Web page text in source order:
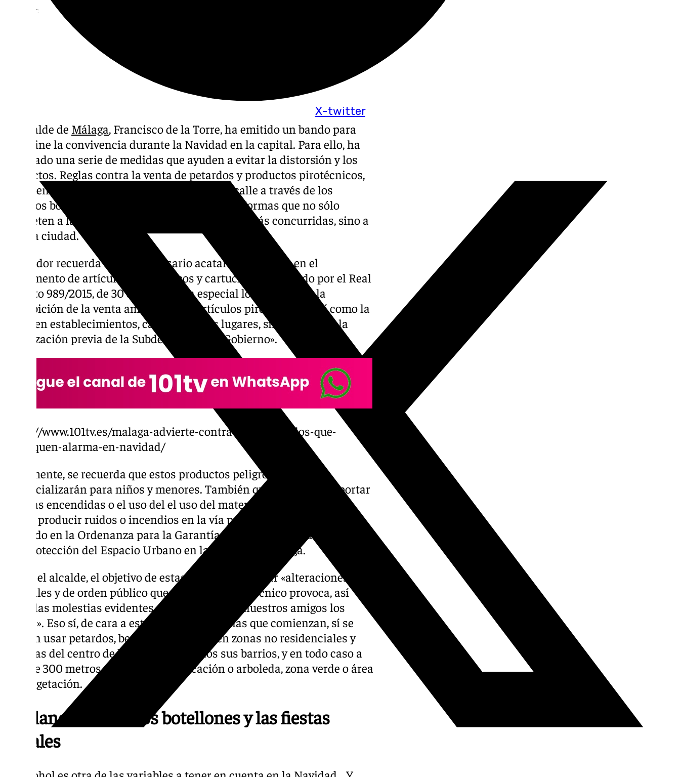
X-twitter
Compartir:
El alcalde de Málaga, Francisco de la Torre, ha emitido un bando para
que reine la convivencia durante la Navidad en la capital. Para ello, ha
apuntado una serie de medidas que ayuden a evitar la distorsión y los
conflictos. Reglas contra la venta de petardos y productos pirotécnicos,
advertencia contra la bebida de alcohol en la calle a través de los
famosos botellones y las fiestas clandestinas. Normas que no sólo
competen a la
y las zonas céntricas más concurridas, sino a
toda la ciudad.
El regidor recuerda que «es necesario acatar lo dispuesto en el
Reglamento de artículos pirotécnicos y cartuchería aprobado por el Real
Decreto 989/2015, de 30 de octubre en especial lo que afecta a la
prohibición de la venta ambulante de artículos pirotécnicos, así como la
venta en establecimientos, casetas u otros lugares, sin contar con la
autorización previa de la Subdelegación de Gobierno».
https://www.101tv.es/malaga-advierte-contra-difundir-bulos-que-
provoquen-alarma-en-navidad/
Igualmente, se recuerda que estos productos peligrosos no se
comercializarán para niños y menores. También queda prohibido portar
mechas encendidas o el uso del el uso del material pirotécnico que
pueda producir ruidos o incendios en la vía pública, tal y como viene
recogido en la Ordenanza para la Garantía de la Convivencia Ciudadana
y la Protección del Espacio Urbano en la Ciudad de Málaga.
Según el alcalde, el objetivo de estas medidas es evitar «alteraciones
vecinales y de orden público que el material pirotécnico provoca, así
como las molestias evidentes que supone para nuestros amigos los
perros». Eso sí, de cara a estas fiestas navideñas que comienzan, sí se
podrán usar petardos, bengalas y cohetes en zonas no residenciales y
aisladas del centro de la ciudad y de todos sus barrios, y en todo caso a
más de 300 metros de cualquier edificación o arboleda, zona verde o área
con vegetación.
Vigilancia contra los botellones y las fiestas
ilegales